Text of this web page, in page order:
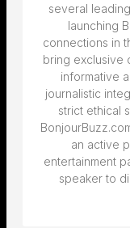
several
launching
connections in
bring exclusive
informative
journalistic
strict ethical
an active
entertainment
speaker to